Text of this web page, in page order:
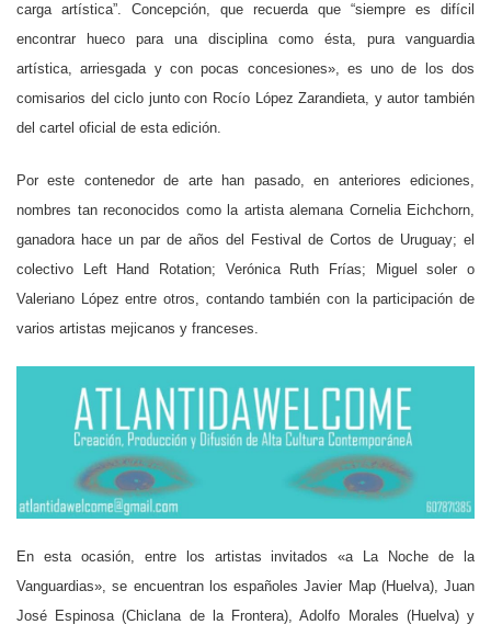
carga artística”. Concepción, que recuerda que “siempre es difícil
encontrar hueco para una disciplina como ésta, pura vanguardia
artística, arriesgada y con pocas concesiones», es uno de los dos
comisarios del ciclo junto con Rocío López Zarandieta, y autor también
del cartel oficial de esta edición.
Por este contenedor de arte han pasado, en anteriores ediciones,
nombres tan reconocidos como la artista alemana Cornelia Eichchorn,
ganadora hace un par de años del Festival de Cortos de Uruguay; el
colectivo Left Hand Rotation; Verónica Ruth Frías; Miguel soler o
Valeriano López entre otros, contando también con la participación de
varios artistas mejicanos y franceses.
En esta ocasión, entre los artistas invitados «a La Noche de la
Vanguardias», se encuentran los españoles Javier Map (Huelva), Juan
José Espinosa (Chiclana de la Frontera), Adolfo Morales (Huelva) y